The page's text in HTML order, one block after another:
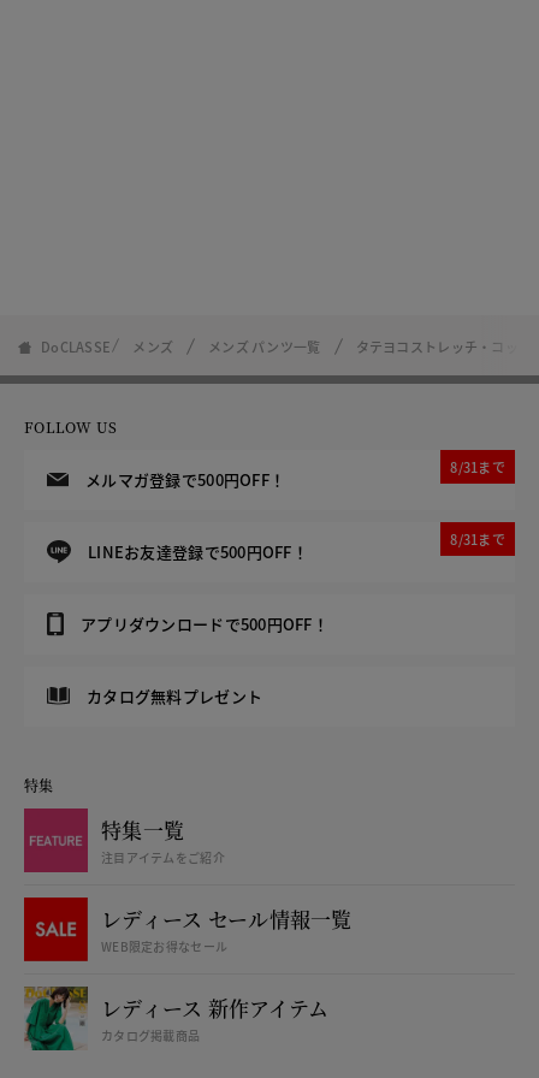
DoCLASSE メンズ メンズ パンツ一覧 タテヨコストレッチ・コッ
FOLLOW US
メルマガ登録で500円OFF！
8/31まで
LINEお友達登録で500円OFF！
8/31まで
アプリダウンロードで500円OFF！
カタログ無料プレゼント
特集
特集一覧
注目アイテムをご紹介
レディース セール情報一覧
WEB限定お得なセール
レディース 新作アイテム
カタログ掲載商品